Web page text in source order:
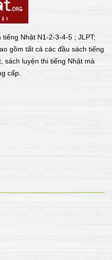
Nhật N1-2-3-4-5 ; JLPT;
gồm tất cả các đầu sách tiếng
sách luyện thi tiếng Nhật mà
cấp.